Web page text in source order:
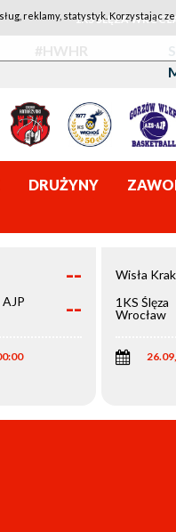
1KS ŚLĘZA
#HWHR
DRUŻYNY
--
AJP
--
Wisła
1KS Ślęza
Wrocław
reklamy, statystyk. Korzystając